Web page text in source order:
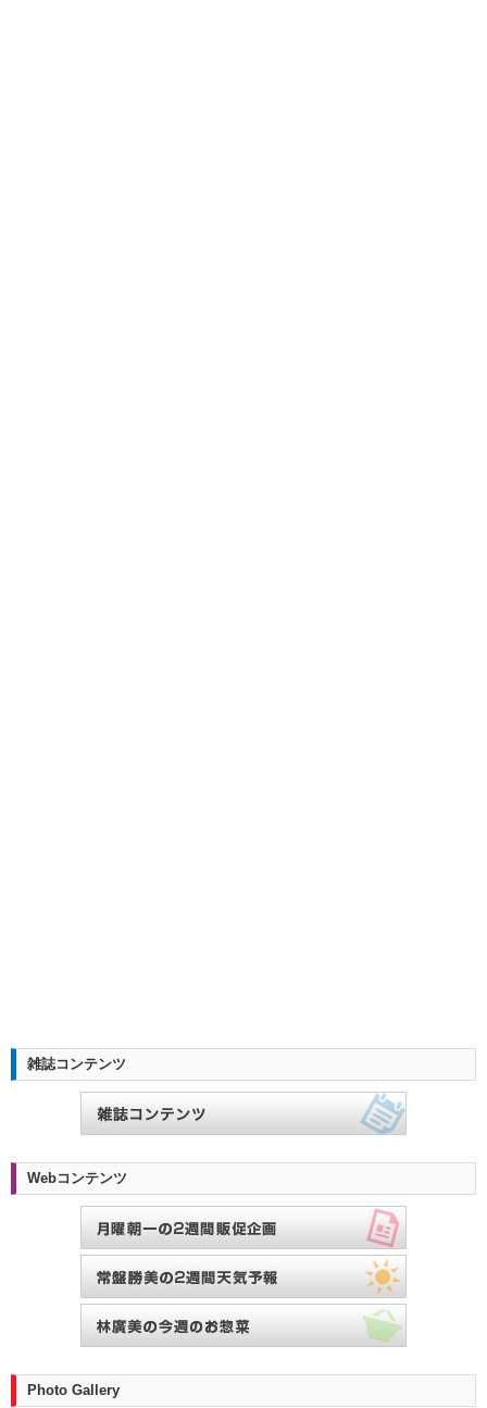
雑誌コンテンツ
Webコンテンツ
Photo Gallery